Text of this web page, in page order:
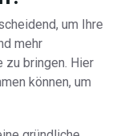
um Ihre
mehr
zu bringen. Hier
können, um